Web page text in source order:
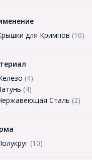
для Кримпов (10)
(4)
(4)
Сталь (2)
(10)